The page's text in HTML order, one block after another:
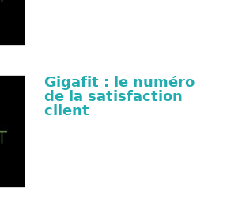
Gigafit : le numéro
de la satisfaction
client